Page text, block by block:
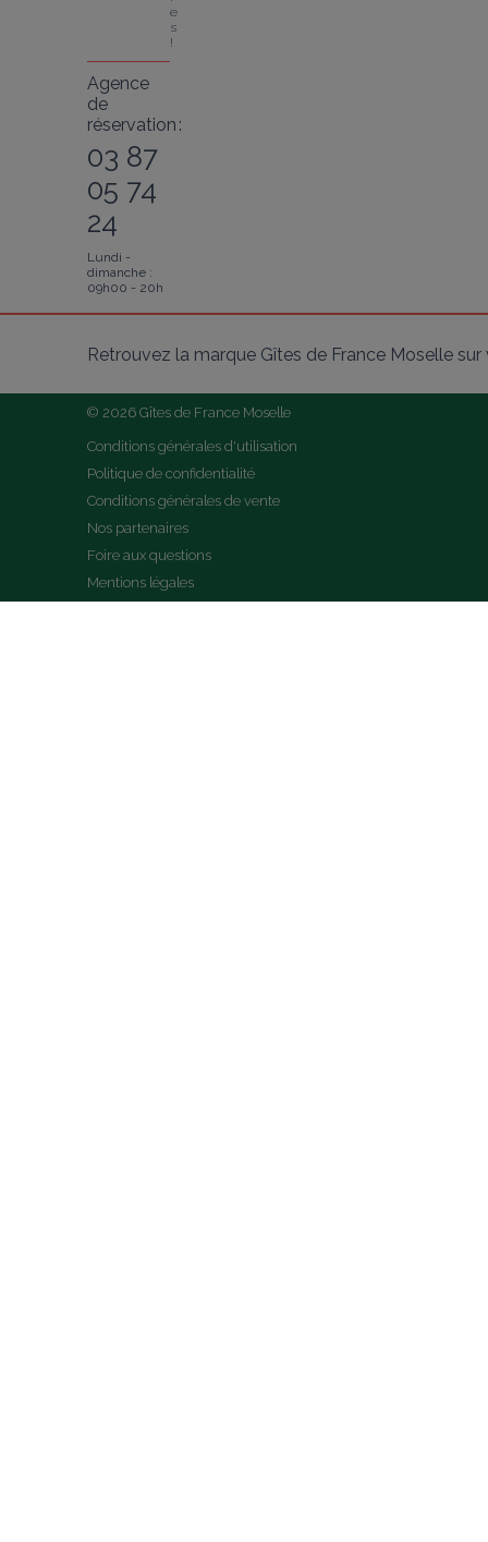
e
s
!
Agence
de
réservation :
03 87
05 74
24
Lundi -
dimanche :
09h00 - 20h
Retrouvez la marque Gîtes de France Moselle
© 2026 Gîtes de France Moselle
Conditions générales d'utilisation
Politique de confidentialité
Conditions générales de vente
Nos partenaires
Foire aux questions
Mentions légales